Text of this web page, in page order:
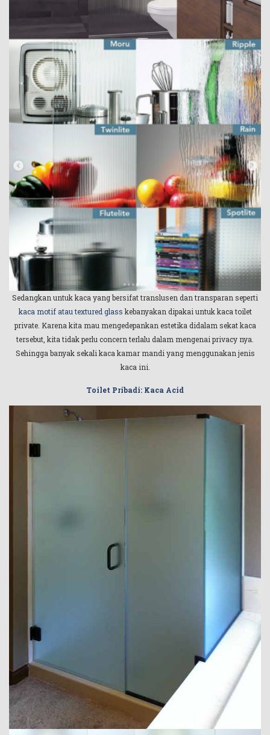
Sedangkan untuk kaca yang bersifat translusen dan transparan seperti
kaca motif atau textured glass kebanyakan dipakai untuk kaca toilet
private. Karena kita mau mengedepankan estetika didalam sekat kaca
tersebut, kita tidak perlu concern terlalu dalam mengenai privacy nya.
Sehingga banyak sekali kaca kamar mandi yang menggunakan jenis
kaca ini.
Toilet Pribadi: Kaca Acid